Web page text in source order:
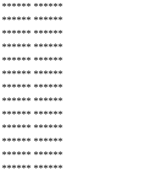
****** ******
****** ******
****** ******
****** ******
****** ******
****** ******
****** ******
****** ******
****** ******
****** ******
****** ******
****** ******
****** ******